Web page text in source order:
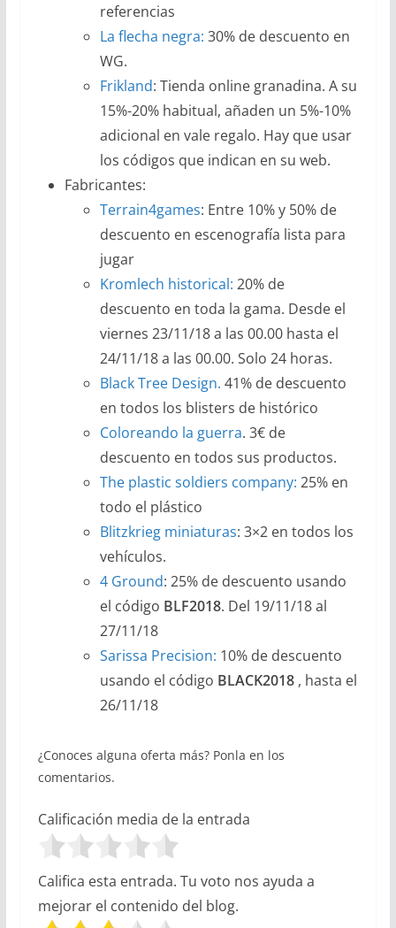
referencias
La flecha negra: 30% de descuento en
WG.
Frikland: Tienda online granadina. A su
15%-20% habitual, añaden un 5%-10%
adicional en vale regalo. Hay que usar
los códigos que indican en su web.
Fabricantes:
Terrain4games: Entre 10% y 50% de
descuento en escenografía lista para
jugar
Kromlech historical: 20% de
descuento en toda la gama. Desde el
viernes 23/11/18 a las 00.00 hasta el
24/11/18 a las 00.00. Solo 24 horas.
Black Tree Design. 41% de descuento
en todos los blisters de histórico
Coloreando la guerra. 3€ de
descuento en todos sus productos.
The plastic soldiers company: 25% en
todo el plástico
Blitzkrieg miniaturas: 3×2 en todos los
vehículos.
4 Ground: 25% de descuento usando
el código BLF2018. Del 19/11/18 al
27/11/18
Sarissa Precision: 10% de descuento
usando el código BLACK2018, hasta el
26/11/18
¿Conoces alguna oferta más? Ponla en los
comentarios.
Calificación media de la entrada
Califica esta entrada. Tu voto nos ayuda a
mejorar el contenido del blog.